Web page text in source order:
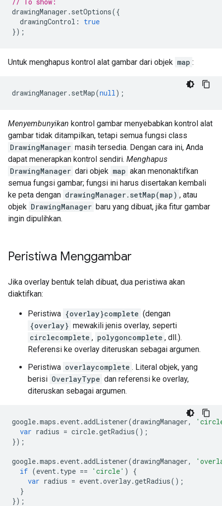
drawingManager . setOptions({
drawingControl :
true
});
Untuk menghapus kontrol alat gambar dari objek map :
drawingManager . setMap(null);
Menyembunyikan kontrol gambar menyebabkan kontrol alat
gambar tidak ditampilkan, tetapi semua fungsi class
DrawingManager masih tersedia. Dengan cara ini, Anda
dapat menerapkan kontrol sendiri. Menghapus
DrawingManager dari objek map akan menonaktifkan
semua fungsi gambar; fungsi ini harus disertakan kembali
ke peta dengan drawingManager.setMap(map) , atau
objek DrawingManager baru yang dibuat, jika fitur gambar
ingin dipulihkan.
Peristiwa Menggambar
Jika overlay bentuk telah dibuat, dua peristiwa akan
diaktifkan:
Peristiwa {overlay}complete (dengan
{overlay} mewakili jenis overlay, seperti
circlecomplete , polygoncomplete , dll.).
Referensi ke overlay diteruskan sebagai argumen.
Peristiwa overlaycomplete . Literal objek, yang
berisi OverlayType dan referensi ke overlay,
diteruskan sebagai argumen.
google.maps . event.addListener(drawingManager,
var radius = circle.getRadius();
});
google.maps . event.addListener(drawingManager,
if (event. type == 'circle' )
{
var radius = event.overlay.getRadius();
}
});